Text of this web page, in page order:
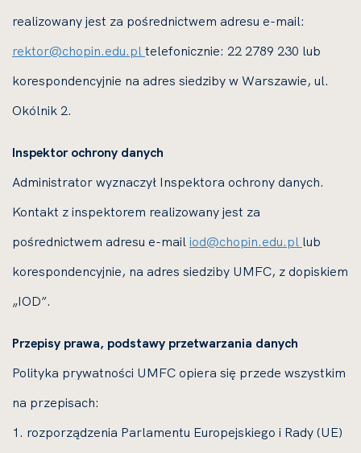
realizowany jest za pośrednictwem adresu e-mail:
rektor@chopin.edu.pl telefonicznie: 22 2789 230 lub
korespondencyjnie na adres siedziby w Warszawie, ul.
Okólnik 2.
Inspektor ochrony danych
Administrator wyznaczył Inspektora ochrony danych.
Kontakt z inspektorem realizowany jest za
pośrednictwem adresu e-mail iod@chopin.edu.pl lub
korespondencyjnie, na adres siedziby UMFC, z dopiskiem
„IOD”.
Przepisy prawa, podstawy przetwarzania danych
Polityka prywatności UMFC opiera się przede wszystkim
na przepisach:
1. rozporządzenia Parlamentu Europejskiego i Rady (UE)